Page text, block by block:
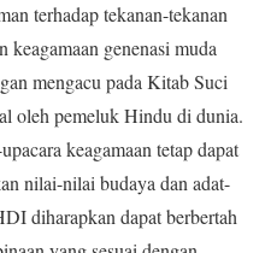
terhadap tekanan-tekanan
keagamaan genenasi muda
mengacu pada Kitab Suci
oleh pemeluk Hindu di dunia.
keagamaan tetap dapat
nilai-nilai budaya dan adat-
diharapkan dapat berbertah